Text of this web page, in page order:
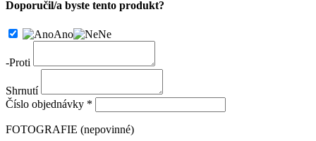
Doporučil/a byste tento produkt?
Ano Ne
-Proti
Shrnutí
Číslo objednávky *
FOTOGRAFIE (nepovinné)